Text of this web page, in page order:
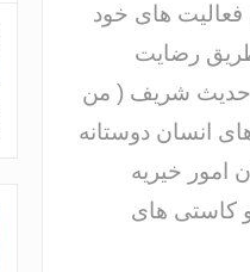
های خود
طریق رضایت
حدیث شریف ( من
انسان دوستانه
امور خیریه
و کاستی های